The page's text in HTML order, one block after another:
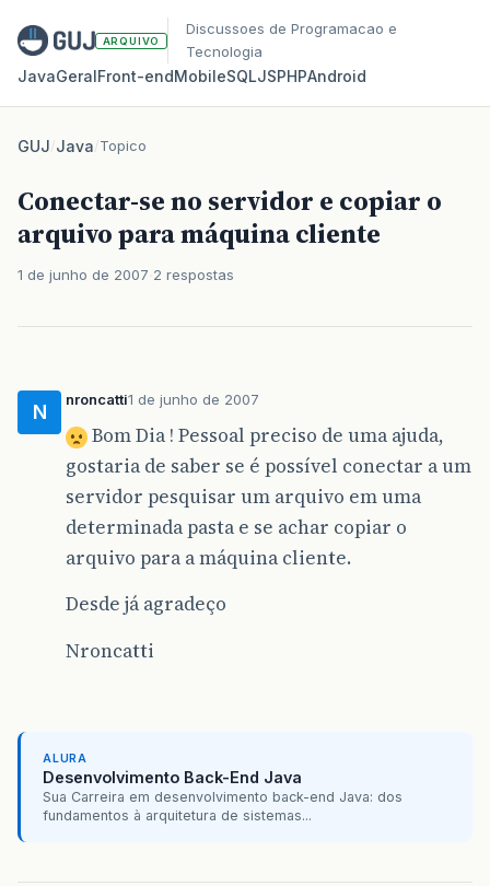
ARQUIVO
Discussoes de Programacao e
Tecnologia
JavaGeralFront‑endMobileSQLJSPHPAndroid
GUJ/Java/Topico
Conectar-se no servidor e copiar o
arquivo para máquina cliente
1 de junho de 2007 2 respostas
N
nroncatti1 de junho de 2007
Bom Dia ! Pessoal preciso de uma ajuda,
gostaria de saber se é possível conectar a um
servidor pesquisar um arquivo em uma
determinada pasta e se achar copiar o
arquivo para a máquina cliente.
Desde já agradeço
Nroncatti
ALURA
Desenvolvimento Back-End Java
Sua Carreira em desenvolvimento back-end Java: dos
fundamentos à arquitetura de sistemas...